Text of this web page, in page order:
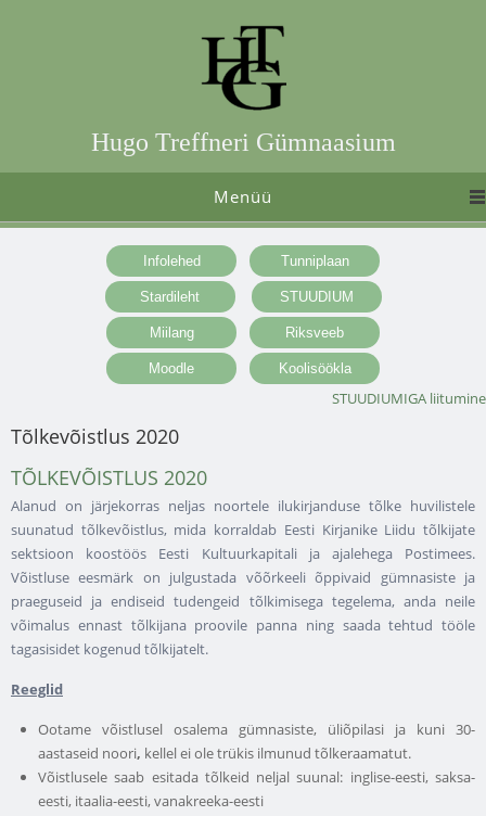
Hugo Treffneri Gümnaasium
Menüü
STUUDIUMIGA liitumine
Tõlkevõistlus 2020
TÕLKEVÕISTLUS 2020
Alanud on järjekorras neljas noortele ilukirjanduse tõlke huvilistele
suunatud tõlkevõistlus, mida korraldab Eesti Kirjanike Liidu tõlkijate
sektsioon koostöös Eesti Kultuurkapitali ja ajalehega Postimees.
Võistluse eesmärk on julgustada võõrkeeli õppivaid gümnasiste ja
praeguseid ja endiseid tudengeid tõlkimisega tegelema, anda neile
võimalus ennast tõlkijana proovile panna ning saada tehtud tööle
tagasisidet kogenud tõlkijatelt.
Reeglid
Ootame võistlusel osalema gümnasiste, üliõpilasi ja kuni 30-
aastaseid noori, kellel ei ole trükis ilmunud tõlkeraamatut.
Võistlusele saab esitada tõlkeid neljal suunal: inglise-eesti, saksa-
eesti, itaalia-eesti, vanakreeka-eesti